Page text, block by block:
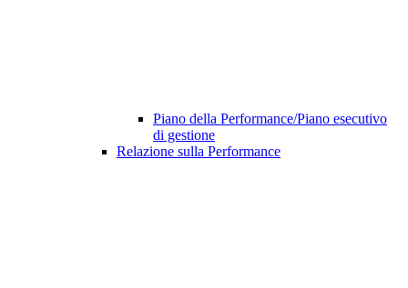
Piano della Performance/Piano esecutivo
di gestione
Relazione sulla Performance